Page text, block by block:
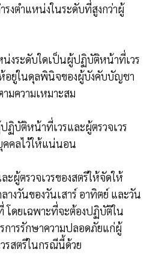
รงตำแหน่งในระดับที่สูงกว่าผู้
น่งระดับใดเป็นผู้ปฏิบัติหน้าที่เวร
อยู่ในดุลพินิจของผู้บังคับบัญชา
มความเหมาะสม
บัติหน้าที่เวรและผู้ตรวจเวร
คคลไว้ให้แน่นอน
ผู้ตรวจเวรของสตรีให้จัดให้
งวันของวันเสาร์ อาทิตย์ และวัน
โดยเฉพาะที่จะต้องปฏิบัติใน
การรักษาความปลอดภัยแก่ผู้
รสตรีในกรณีนี้ด้วย